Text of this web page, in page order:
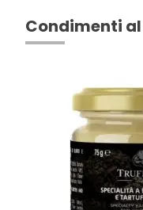
Condimenti